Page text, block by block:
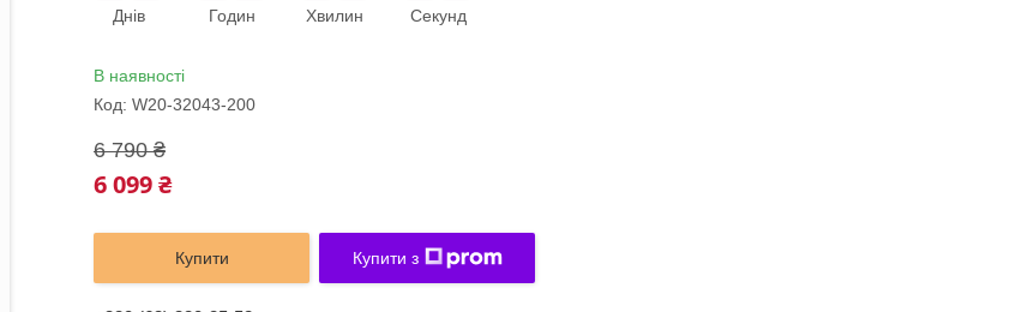
Днів
Годин
Хвилин
Секунд
В наявності
Код: W20-32043-200
6 790 ₴
6 099 ₴
Купити Купити з